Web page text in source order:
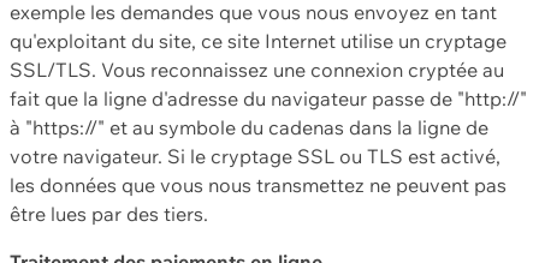
exemple les demandes que vous nous envoyez en tant
qu'exploitant du site, ce site Internet utilise un cryptage
SSL/TLS. Vous reconnaissez une connexion cryptée au
fait que la ligne d'adresse du navigateur passe de "http://"
à "https://" et au symbole du cadenas dans la ligne de
votre navigateur. Si le cryptage SSL ou TLS est activé,
les données que vous nous transmettez ne peuvent pas
être lues par des tiers.